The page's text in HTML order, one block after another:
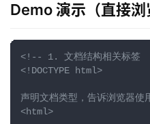
Demo 演示（直接浏
<!-- 1. 文档结构相关标签
<!DOCTYPE html>
声明文档类型，告诉浏览器使
<html>